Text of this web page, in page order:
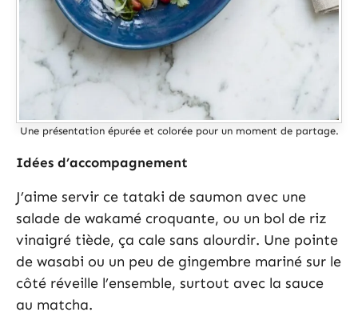
Une présentation épurée et colorée pour un moment de partage.
Idées d’accompagnement
J’aime servir ce tataki de saumon avec une
salade de wakamé croquante, ou un bol de riz
vinaigré tiède, ça cale sans alourdir. Une pointe
de wasabi ou un peu de gingembre mariné sur le
côté réveille l’ensemble, surtout avec la sauce
au matcha.